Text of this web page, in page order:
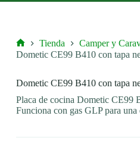
Inicio
Tienda Camper y
Dometic CE99 B410 con tapa
Dometic CE99 B410 con tapa
Placa de cocina Dometic CE99
Funciona con gas GLP para